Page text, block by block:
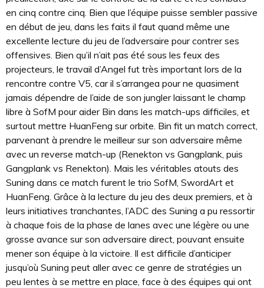
en cinq contre cinq. Bien que l’équipe puisse sembler passive
en début de jeu, dans les faits il faut quand même une
excellente lecture du jeu de l’adversaire pour contrer ses
offensives. Bien qu’il n’ait pas été sous les feux des
projecteurs, le travail d’Angel fut très important lors de la
rencontre contre V5, car il s’arrangea pour ne quasiment
jamais dépendre de l’aide de son jungler laissant le champ
libre à SofM pour aider Bin dans les match-ups difficiles, et
surtout mettre HuanFeng sur orbite. Bin fit un match correct,
parvenant à prendre le meilleur sur son adversaire même
avec un reverse match-up (Renekton vs Gangplank, puis
Gangplank vs Renekton). Mais les véritables atouts des
Suning dans ce match furent le trio SofM, SwordArt et
HuanFeng. Grâce à la lecture du jeu des deux premiers, et à
leurs initiatives tranchantes, l’ADC des Suning a pu ressortir
à chaque fois de la phase de lanes avec une légère ou une
grosse avance sur son adversaire direct, pouvant ensuite
mener son équipe à la victoire. Il est difficile d’anticiper
jusqu’où Suning peut aller avec ce genre de stratégies un
peu lentes à se mettre en place, face à des équipes qui ont